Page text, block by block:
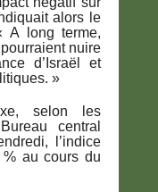
alors le
A long terme,
nuire
d’Israël et
»
selon les
central
l’indice
au cours du